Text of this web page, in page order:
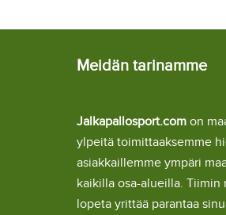
Meidän tarinamme
Jalkapallosport.com on
ylpeitä toimittaaksemme
asiakkaillemme ympäri
kaikilla osa-alueilla.
lopeta yrittää parantaa